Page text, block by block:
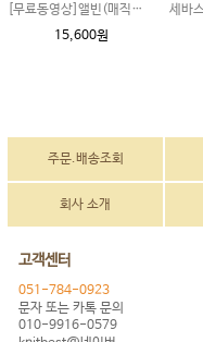
[무료동영상]앨빈(매직그라데이션)목도리패키지 이지프린트실 뜨개질
15,600원
주문.배송조회
회사 소개
고객센터
051-784-0923
문자 또는 카톡 문의
010-9916-0579